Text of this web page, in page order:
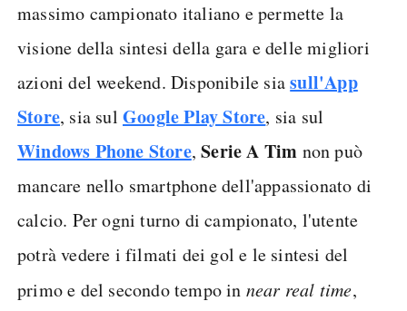
massimo campionato italiano e permette la
visione della sintesi della gara e delle migliori
azioni del weekend. Disponibile siasull'App
Store, sia sul Google Play Store, sia sul
Windows Phone Store,Serie A Tim non può
mancare nello smartphone dell'appassionato di
calcio. Per ogni turno di campionato, l'utente
potrà vedere i filmati dei gol e le sintesi del
primo e del secondo tempo in near real time,